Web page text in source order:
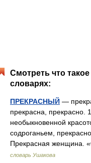
Смотреть что
словарях:
ПРЕКРАСНЫЙ —
прекрасна, прекрасно.
необыкновенной
содроганьем,
Прекрасная женщина.
словарь Ушакова